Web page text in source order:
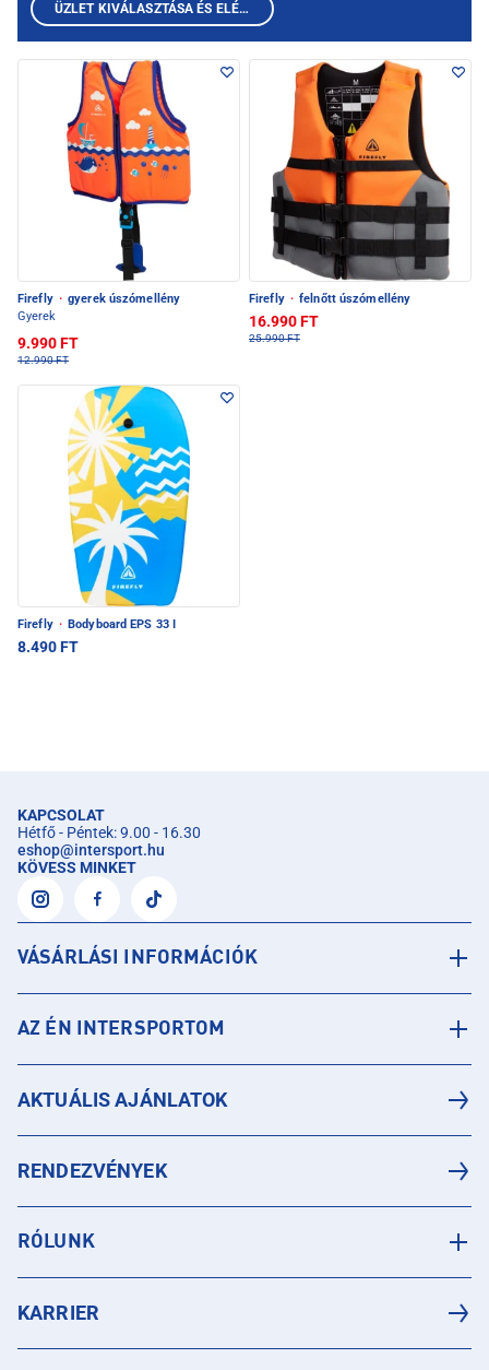
Firefly · gyerek úszómellény
Gyerek
9.990 FT
12.990 FT
Firefly · felnőtt úszómellény
16.990 FT
25.990 FT
Firefly · Bodyboard EPS 33 I
8.490 FT
ÜZLET KIVÁLASZTÁSA ÉS ELÉRHETŐ TERMÉKEK MEGTEKINTÉSE
KAPCSOLAT
Hétfő - Péntek: 9.00 - 16.30
eshop@intersport.hu
KÖVESS MINKET
VÁSÁRLÁSI INFORMÁCIÓK
AZ ÉN INTERSPORTOM
AKTUÁLIS AJÁNLATOK
RENDEZVÉNYEK
RÓLUNK
KARRIER